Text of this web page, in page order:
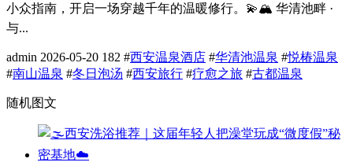
小众指南，开启一场穿越千年的温暖修行。💫🏔️ 华清池畔 ·
与...
admin 2026-05-20 182 #西安温泉酒店 #华清池温泉 #悦椿温泉
#南山温泉 #冬日泡汤 #西安旅行 #疗愈之旅 #古都温泉
随机图文